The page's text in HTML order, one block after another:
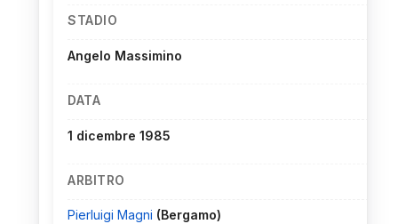
STADIO
Angelo Massimino
DATA
1 dicembre 1985
ARBITRO
Pierluigi Magni (Bergamo)